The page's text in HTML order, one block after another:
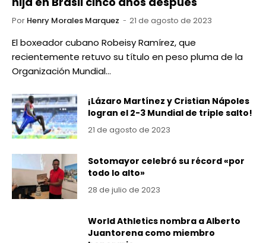
Por Henry Morales Marquez 21 de agosto de 2023
El boxeador cubano Robeisy Ramírez, que
recientemente retuvo su título en peso pluma de la
Organización Mundial…
¡Lázaro Martínez y Cristian Nápoles
logran el 2-3 Mundial de triple salto!
21 de agosto de 2023
Sotomayor celebró su récord «por
todo lo alto»
28 de julio de 2023
World Athletics nombra a Alberto
Juantorena como miembro